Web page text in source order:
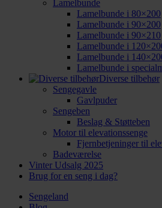
Lamelbunde
Lamelbunde i 80×200
Lamelbunde i 90×200
Lamelbunde i 90×210
Lamelbunde i
Lamelbunde i
Lamelbunde i
Diverse tilbehør
Sengegavle
Gavlpuder
Sengeben
Beslag & Støtteben
Motor til elevationssenge
Fjernbetjeninger til
Badeværelse
Vinter Udsalg 2025
Brug for en seng i dag?
Sengeland